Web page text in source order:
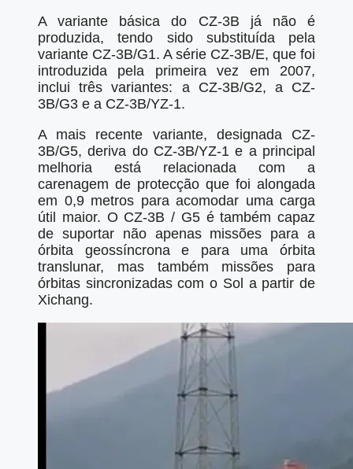
A variante básica do CZ-3B já não é
produzida, tendo sido substituída pela
variante CZ-3B/G1. A série CZ-3B/E, que foi
introduzida pela primeira vez em 2007,
inclui três variantes: a CZ-3B/G2, a CZ-
3B/G3 e a CZ-3B/YZ-1.
A mais recente variante, designada CZ-
3B/G5, deriva do CZ-3B/YZ-1 e a principal
melhoria está relacionada com a
carenagem de protecção que foi alongada
em 0,9 metros para acomodar uma carga
útil maior. O CZ-3B / G5 é também capaz
de suportar não apenas missões para a
órbita geossíncrona e para uma órbita
translunar, mas também missões para
órbitas sincronizadas com o Sol a partir de
Xichang.